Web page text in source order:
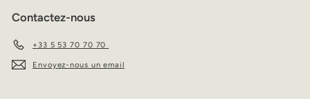
Contactez-nous
+33 5 53 70 70 70
Envoyez-nous un email